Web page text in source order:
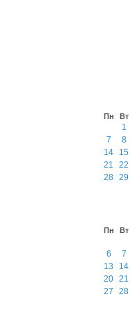
Пн Вт
1
7
8
14
15
21
22
28 29
Пн Вт
6
7
13
14
20 21
27
28